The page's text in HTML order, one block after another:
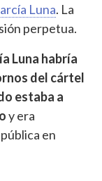
Luna. La
perpetua.
Luna habría
del cártel
estaba a
y era
en